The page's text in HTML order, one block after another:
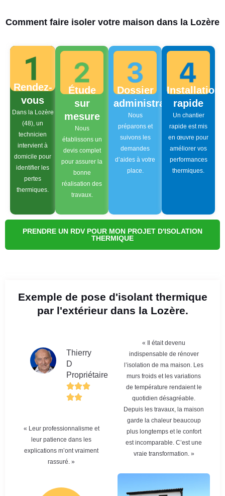
Comment faire isoler votre maison dans la Lozère
Rendez-
vous
Dans la Lozère
(48), un
technicien
intervient à
domicile pour
identifier les
pertes
thermiques.
Étude
sur
mesure
Nous
établissons un
devis complet
pour assurer la
bonne
réalisation des
travaux.
Dossier
administratif
Nous
préparons et
suivons les
demandes
d’aides à votre
place.
Installation
rapide
Un chantier
rapide est mis
en œuvre pour
améliorer vos
performances
thermiques.
PRENDRE UN RDV POUR MON PROJET D'ISOLATION
THERMIQUE
Exemple de pose d'isolant thermique
par l'extérieur dans la Lozère.
Thierry
D
Propriétaire
« Leur professionnalisme et
leur patience dans les
explications m’ont vraiment
rassuré. »
« Il était devenu
indispensable de rénover
l’isolation de ma maison. Les
murs froids et les variations
de température rendaient le
quotidien désagréable.
Depuis les travaux, la maison
garde la chaleur beaucoup
plus longtemps et le confort
est incomparable. C’est une
vraie transformation. »